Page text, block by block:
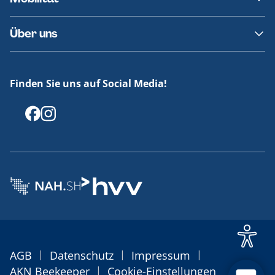
Fundsachen
Häufige Fragen
Barrierefreies Reisen
Erklärung Barrierefreiheit
Über uns
Offenlegungen
Finden Sie uns auf Social Media!
AGB | Datenschutz | Impressum |
AKN Beekeeper | Cookie-Einstellungen